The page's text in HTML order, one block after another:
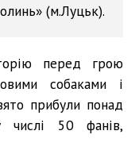
(м.Луцьк).
перед грою
собаками і
прибули понад
числі 50 фанів,